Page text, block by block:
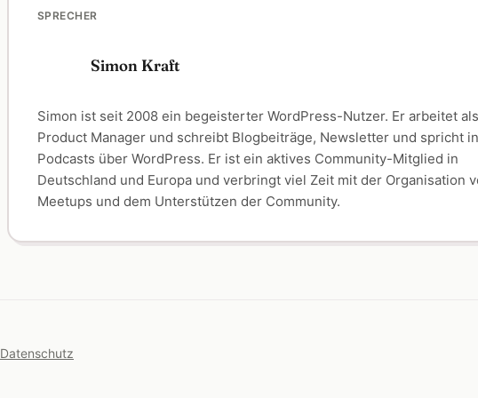
SPRECHER
Simon Kraft
Simon ist seit 2008 ein begeisterter WordPress-Nutzer. Er arbeitet als
Product Manager und schreibt Blogbeiträge, Newsletter und spricht in
Podcasts über WordPress. Er ist ein aktives Community-Mitglied in
Deutschland und Europa und verbringt viel Zeit mit der Organisation
Meetups und dem Unterstützen der Community.
Datenschutz